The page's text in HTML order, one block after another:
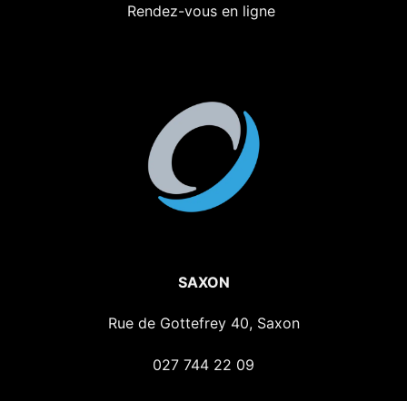
Rendez-vous en ligne
SAXON
Rue de Gottefrey 40, Saxon
027 744 22 09